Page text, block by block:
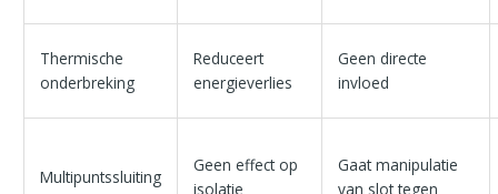
Thermische
onderbreking
Reduceert
energieverlies
Geen directe
invloed
Multipuntssluiting
Geen effect op
isolatie
Gaat manipulatie
van slot tegen